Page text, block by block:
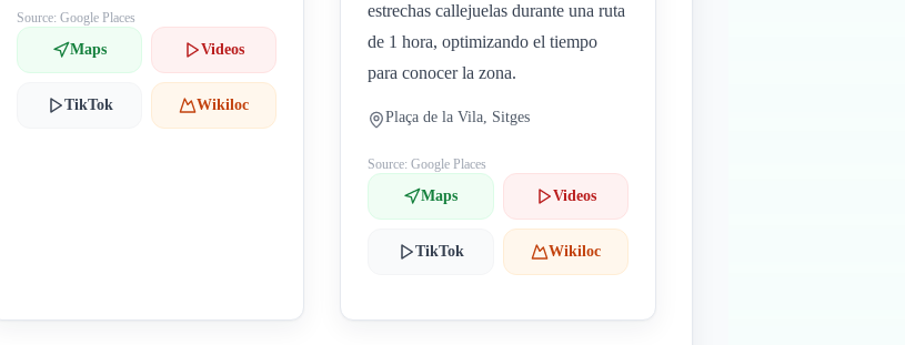
Source: Google Places
Maps Videos
TikTok Wikiloc
estrechas callejuelas durante una ruta
de 1 hora, optimizando el tiempo
para conocer la zona.
Plaça de la Vila, Sitges
Source: Google Places
Maps Videos
TikTok Wikiloc